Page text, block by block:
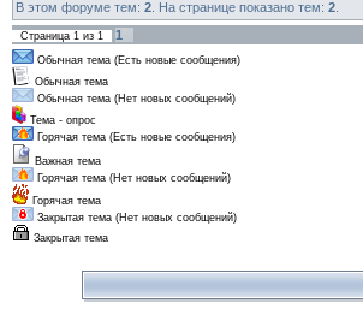
В этом форуме тем: 2 . На странице показано тем: 2
Страница 1 из 1 1
Обычная тема (Есть новые сообщения)
Обычная тема
Обычная тема (Нет новых сообщений)
Тема - опрос
Горячая тема (Есть новые сообщения)
Важная тема
Горячая тема (Нет новых сообщений)
Горячая тема
Закрытая тема (Нет новых сообщений)
Закрытая тема